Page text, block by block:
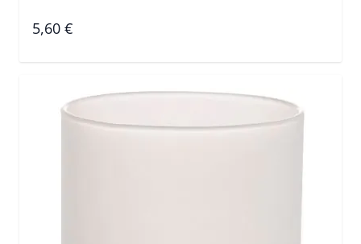
5,60 €